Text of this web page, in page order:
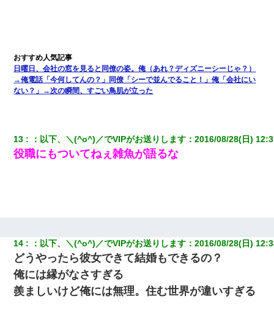
我が家のガレージに見知らぬ車。俺「もしもし、玄関にもシャッ
ターリモコンあるだろ？DOWNのボタン押してｗ」→ 待つこと１
時間弱・・・
17年飼っていた犬が亡くなった。鼻水垂らし嗚咽する私に、猫が
高1のとき男に襲われ、不妊の叔母に頼まれて出産。→叔母夫婦が
養子縁組してアメリカに子供を連れ帰った。→9・11で叔母夫婦が
亡くなってしまい…
とっさに女児を捕まえたら変質者扱いされた。母親「あっち行っ
日曜日、会社の窓を見ると同僚の姿。俺（あれ？ディズニーシーじゃ？）
→俺電話「今何してんの？」同僚「シーで並んでること！」俺「会社にい
ない？」→次の瞬間、すごい鳥肌が立った
13 ： 以下、＼(^o^)／でVIPがお送りします ：2016/08/28(日)
役職にもついてねぇ雑魚が語るな
14 ： 以下、＼(^o^)／でVIPがお送りします ：2016/08/28(日)
どうやったら彼女できて結婚もできるの？
俺には縁がなさすぎる
羨ましいけど俺には無理。住む世界が違いすぎる